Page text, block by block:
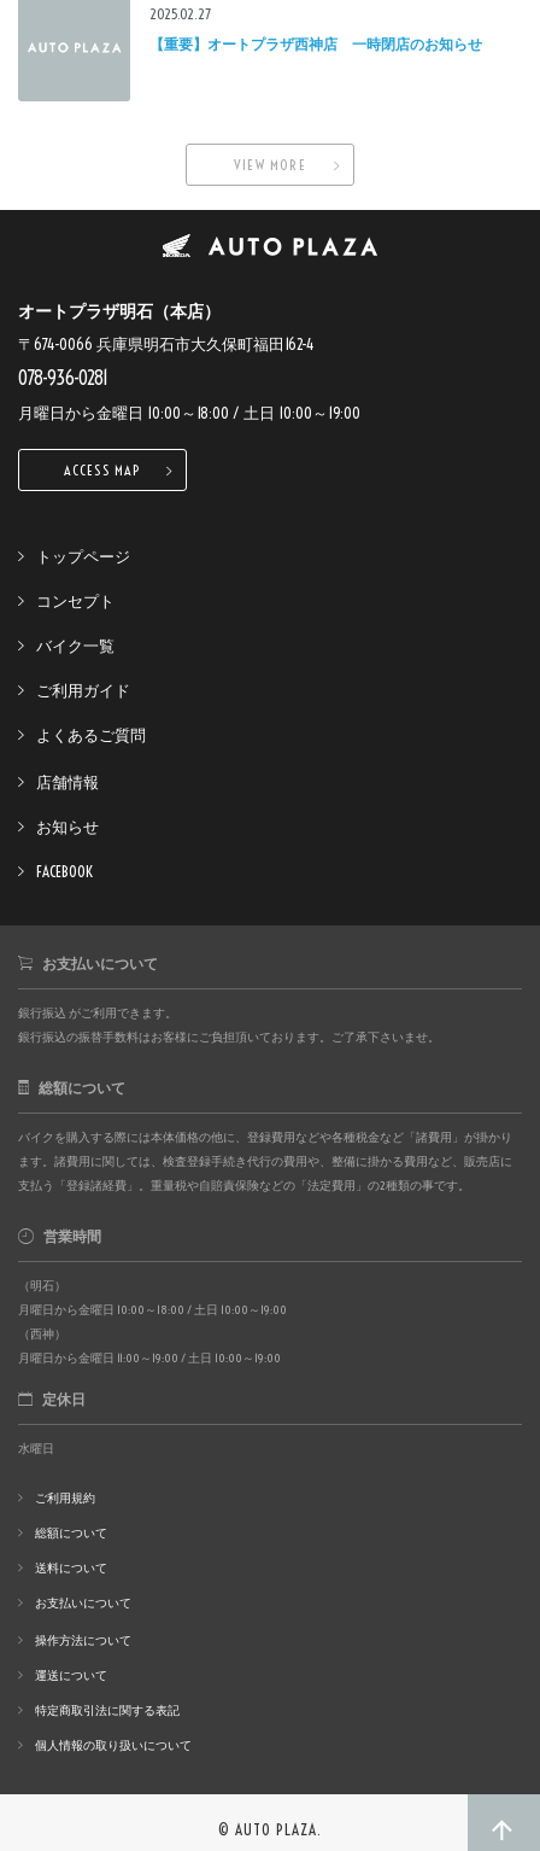
2025.02.27
【重要】オートプラザ西神店 一時閉店のお知らせ
VIEW MORE
オートプラザ明石（本店）
〒674-0066 兵庫県明石市大久保町福田162-4
078-936-0281
月曜日から金曜日 10:00～18:00 / 土日 10:00～19:00
ACCESS MAP
トップページ
コンセプト
バイク一覧
ご利用ガイド
よくあるご質問
店舗情報
お知らせ
FACEBOOK
お支払いについて
銀行振込 がご利用できます。
銀行振込の振替手数料はお客様にご負担頂いております。ご了承下さいませ。
総額について
バイクを購入する際には本体価格の他に、登録費用などや各種税金など「諸費用」が掛かり
ます。諸費用に関しては、検査登録手続き代行の費用や、整備に掛かる費用など、販売店に
支払う「登録諸経費」。重量税や自賠責保険などの「法定費用」の2種類の事です。
営業時間
（明石）
月曜日から金曜日 10:00～18:00 / 土日 10:00～19:00
（西神）
月曜日から金曜日 11:00～19:00 / 土日 10:00～19:00
定休日
水曜日
ご利用規約
総額について
送料について
お支払いについて
操作方法について
運送について
特定商取引法に関する表記
個人情報の取り扱いについて
© AUTO PLAZA.